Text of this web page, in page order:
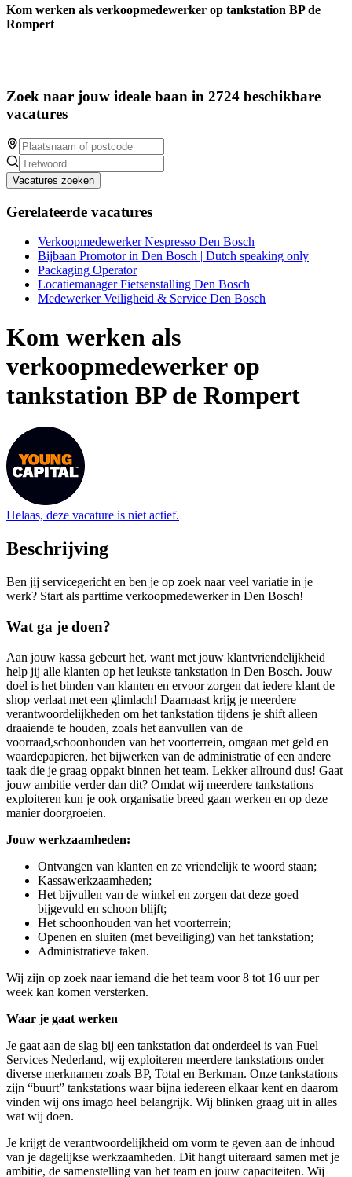
Kom werken als verkoopmedewerker op tankstation BP de
Rompert
Zoek naar jouw ideale baan in 2724 beschikbare
vacatures
Vacatures zoeken
Gerelateerde vacatures
Verkoopmedewerker Nespresso Den Bosch
Bijbaan Promotor in Den Bosch | Dutch speaking only
Packaging Operator
Locatiemanager Fietsenstalling Den Bosch
Medewerker Veiligheid & Service Den Bosch
Kom werken als
verkoopmedewerker op
tankstation BP de Rompert
Helaas, deze vacature is niet actief.
Beschrijving
Ben jij servicegericht en ben je op zoek naar veel variatie in je
werk? Start als parttime verkoopmedewerker in Den Bosch!
Wat ga je doen?
Aan jouw kassa gebeurt het, want met jouw klantvriendelijkheid
help jij alle klanten op het leukste tankstation in Den Bosch. Jouw
doel is het binden van klanten en ervoor zorgen dat iedere klant de
shop verlaat met een glimlach! Daarnaast krijg je meerdere
verantwoordelijkheden om het tankstation tijdens je shift alleen
draaiende te houden, zoals het aanvullen van de
voorraad,schoonhouden van het voorterrein, omgaan met geld en
waardepapieren, het bijwerken van de administratie of een andere
taak die je graag oppakt binnen het team. Lekker allround dus! Gaat
jouw ambitie verder dan dit? Omdat wij meerdere tankstations
exploiteren kun je ook organisatie breed gaan werken en op deze
manier doorgroeien.
Jouw werkzaamheden:
Ontvangen van klanten en ze vriendelijk te woord staan;
Kassawerkzaamheden;
Het bijvullen van de winkel en zorgen dat deze goed
bijgevuld en schoon blijft;
Het schoonhouden van het voorterrein;
Openen en sluiten (met beveiliging) van het tankstation;
Administratieve taken.
Wij zijn op zoek naar iemand die het team voor 8 tot 16 uur per
week kan komen versterken.
Waar je gaat werken
Je gaat aan de slag bij een tankstation dat onderdeel is van Fuel
Services Nederland, wij exploiteren meerdere tankstations onder
diverse merknamen zoals BP, Total en Berkman. Onze tankstations
zijn “buurt” tankstations waar bijna iedereen elkaar kent en daarom
vinden wij ons imago heel belangrijk. Wij blinken graag uit in alles
wat wij doen.
Je krijgt de verantwoordelijkheid om vorm te geven aan de inhoud
van je dagelijkse werkzaamheden. Dit hangt uiteraard samen met je
ambitie, de samenstelling van het team en jouw capaciteiten. Wij